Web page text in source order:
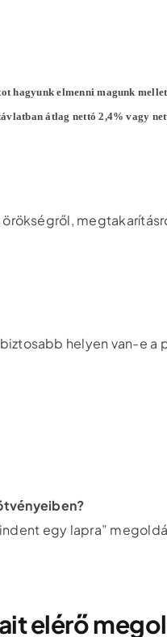
hagyunk elmenni magunk
átlag nettó 2,4% vagy
helyen van-e a
egy lapra”
elérő